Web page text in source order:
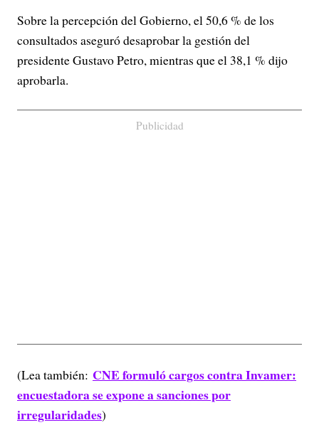
Sobre la percepción del Gobierno, el 50,6 % de los
consultados aseguró desaprobar la gestión del
presidente Gustavo Petro, mientras que el 38,1 % dijo
aprobarla.
Publicidad
(Lea también: CNE formuló cargos contra Invamer:
encuestadora se expone a sanciones por
irregularidades)